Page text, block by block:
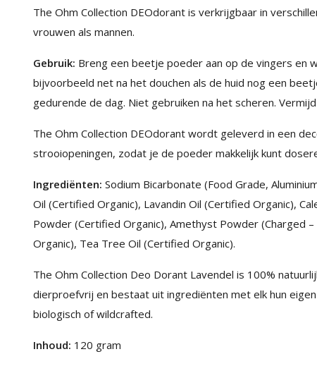
The Ohm Collection DEOdorant is verkrijgbaar in
vrouwen als mannen.
Gebruik: Breng een beetje poeder aan op de vingers en
bijvoorbeeld net na het douchen als de huid nog een
gedurende de dag. Niet gebruiken na het scheren.
The Ohm Collection DEOdorant wordt geleverd in een
strooiopeningen, zodat je de poeder makkelijk kunt
Ingrediënten: Sodium Bicarbonate (Food Grade,
Oil (Certified Organic), Lavandin Oil (Certified Organic),
Powder (Certified Organic), Amethyst Powder (Charged
Organic), Tea Tree Oil (Certified Organic).
The Ohm Collection Deo Dorant Lavendel is 100%
dierproefvrij en bestaat uit ingrediënten met elk hun
biologisch of wildcrafted.
Inhoud: 120 gram